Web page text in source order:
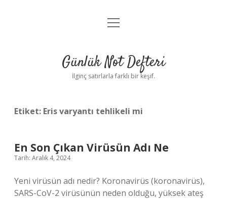
Anasayfa
Yasal Uyarı
menüyü
Günlük Not Defteri
İlginç satırlarla farklı bir keşif.
Etiket: Eris varyantı tehlikeli mi
En Son Çıkan Virüsün Adı Ne
Tarih: Aralık 4, 2024
Yeni virüsün adı nedir? Koronavirüs (koronavirüs),
SARS-CoV-2 virüsünün neden olduğu, yüksek ateş